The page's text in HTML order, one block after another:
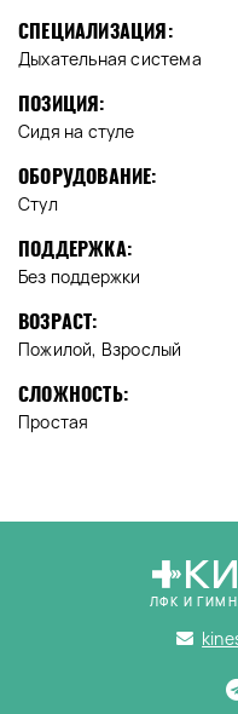
СПЕЦИАЛИЗАЦИЯ:
Дыхательная система
ПОЗИЦИЯ:
Сидя на стуле
ОБОРУДОВАНИЕ:
Стул
ПОДДЕРЖКА:
Без поддержки
ВОЗРАСТ:
Пожилой, Взрослый
СЛОЖНОСТЬ:
Простая
ЛФК И